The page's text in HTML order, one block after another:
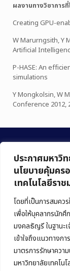
ประกาศมหาวิ
นโยบายคุ้มคร
เทคโนโลยีร
โดยที่เป็นการสมคว
เพื่อให้บุคลากรนักศึ
มงคลธัญรี ในฐานะ
เข้าใจถึงแนวทางก
มาตรการรักษาควา
มหาวิทยาลัยเทคโ
ผลงานทางวิชาการ
Creating GPU-
W Marurngsith, Y
Artificial
P-HASE: An
simulations
Y Mongkolsin, W
Conference 2012,
คณะบริหารธุรกิจ
มหาวิทยาลัยเทค
39 หมู่ 1 ถนนรังสิ
อำเภอคลองหลวง
Phone:+66 (0)